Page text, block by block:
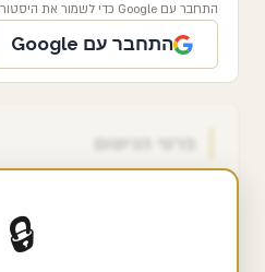
התחבר עם Google כדי לשמור את היסטוריית הבדיקות שלך בענן.
התחבר עם Google
🔒
פרטי הנישום